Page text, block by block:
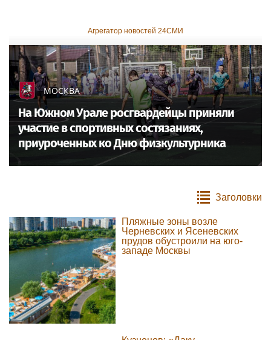
Агрегатор новостей 24СМИ
МОСКВА
На Южном Урале росгвардейцы приняли
участие в спортивных состязаниях,
приуроченных ко Дню физкультурника
Заголовки
Пляжные зоны возле
Черневских и Ясеневских
прудов обустроили на юго-
западе Москвы